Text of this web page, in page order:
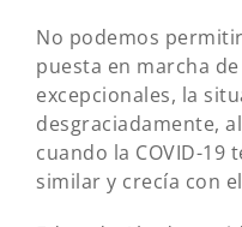
No podemos
puesta en marcha
excepcionales, la
desgraciadamente,
cuando la COVID-19
similar y crecía con